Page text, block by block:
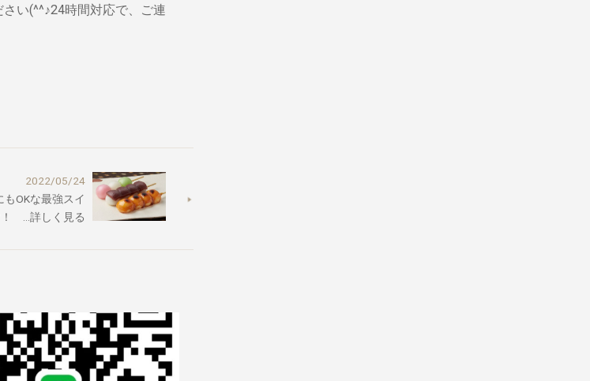
い(^^♪24時間対応で、ご連
2022/05/24
もOKな最強スイ
！ …詳しく見る